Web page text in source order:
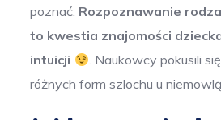
poznać. Rozpoznawanie
to kwestia znajomości
intuicji
. Naukowcy pokusili
różnych form szlochu u